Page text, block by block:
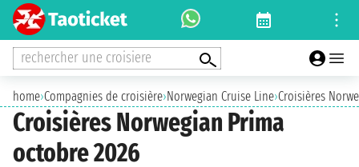
rechercher une croisiere
home›Compagnies de croisière›Norwegian Cruise Line›Croisières
Croisières Norwegian Prima
octobre 2026